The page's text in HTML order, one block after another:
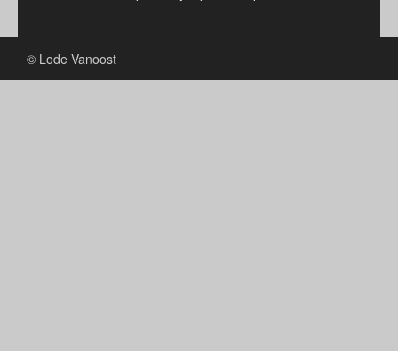
© Lode Vanoost